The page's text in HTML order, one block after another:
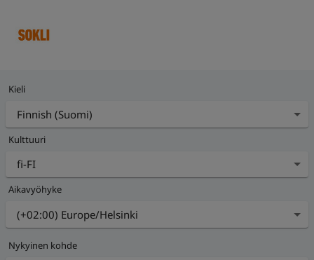
Kieli
Kulttuuri
Aikavyöhyke
Nykyinen kohde